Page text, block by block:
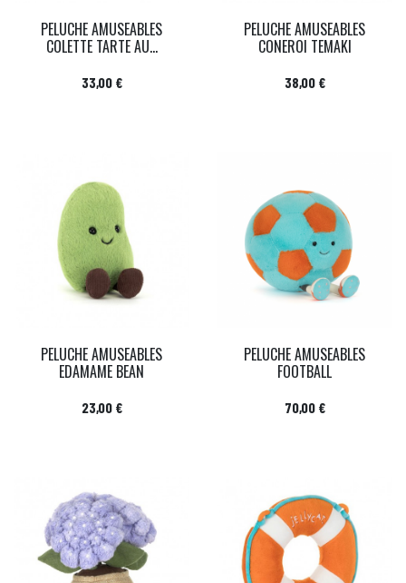
PELUCHE AMUSEABLES
COLETTE TARTE AU...
Prix
33,00 €
PELUCHE AMUSEABLES
CONEROI TEMAKI
Prix
38,00 €
PELUCHE AMUSEABLES
EDAMAME BEAN
Prix
23,00 €
PELUCHE AMUSEABLES
FOOTBALL
Prix
70,00 €